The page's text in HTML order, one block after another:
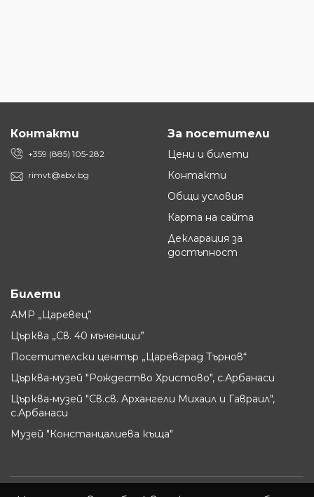
Контакти
+359 (885) 105-282
rimvt@abv.bg
За посетители
Цени и билети
Контакти
Общи условия
Карта на сайта
Декларация за
достъпност
Билети
АМР „Царевец”
Църква „Св. 40 мъченици”
Посетителски център „Царевград Търнов“
Църква-музей "Рождество Христово", с.Арбанаси
Църква-музей "Св.св. Архангели Михаил и Гавраил",
с.Арбанаси
Музей "Констанцалиева къща"